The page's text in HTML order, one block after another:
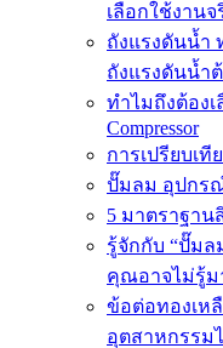
เลือกใช้งานจ
ถังแรงดันน้ำ
ถังแรงดันน้ำ
ทำไมถึงต้องเ
Compressor
การเปรียบเ
ปั๊มลม อุปกร
5 มาตราฐา
รู้จักกับ “ปั๊ม
คุณอาจไม่รู้ม
ข้อต่อทองเห
อุตสาหกรรม